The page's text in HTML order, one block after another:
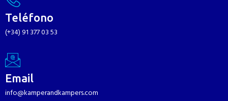
Teléfono
(+34) 91 377 03 53
Email
info@kamperandkampers.com